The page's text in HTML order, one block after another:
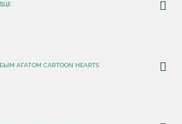
АГАТОМ CARTOON HEARTS